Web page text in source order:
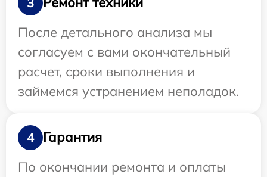
После детального анализа мы
согласуем с вами окончательный
расчет, сроки выполнения и
займемся устранением неполадок.
4
Гарантия
По окончании ремонта и оплаты